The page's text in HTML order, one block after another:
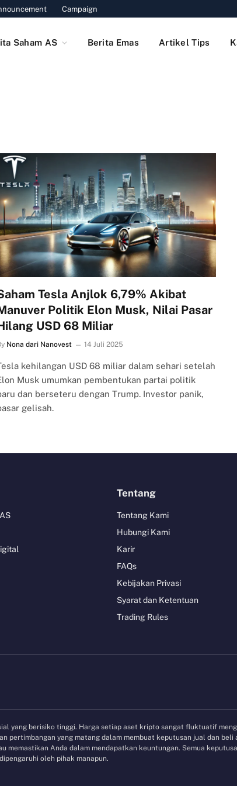
Campaign
Saham AS Berita Emas Artikel Tips
Tesla Anjlok 6,79% Akibat
Politik Elon Musk, Nilai Pasar
USD 68 Miliar
Nona dari Nanovest 14 Juli 2025
kehilangan USD 68 miliar dalam sehari setelah
Musk umumkan pembentukan partai politik
dan berseteru dengan Trump. Investor panik,
gelisah.
Tentang
Tentang Kami
Hubungi Kami
Karir
FAQs
Kebijakan Privasi
Syarat dan Ketentuan
Trading Rules
yang berisiko tinggi. Harga setiap aset kripto sangat fluktuatif
pertimbangan yang matang dalam membuat keputusan jual dan
memastikan Anda dalam mendapatkan keuntungan. Semua
oleh pihak manapun.